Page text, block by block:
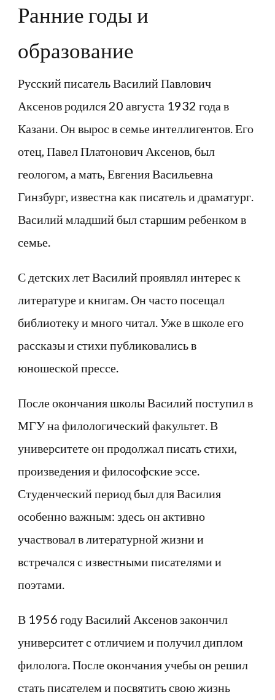
Ранние годы и
образование
Русский писатель Василий Павлович
Аксенов родился 20 августа 1932 года в
Казани. Он вырос в семье интеллигентов. Его
отец, Павел Платонович Аксенов, был
геологом, а мать, Евгения Васильевна
Гинзбург, известна как писатель и драматург.
Василий младший был старшим ребенком в
семье.
С детских лет Василий проявлял интерес к
литературе и книгам. Он часто посещал
библиотеку и много читал. Уже в школе его
рассказы и стихи публиковались в
юношеской прессе.
После окончания школы Василий поступил в
МГУ на филологический факультет. В
университете он продолжал писать стихи,
произведения и философские эссе.
Студенческий период был для Василия
особенно важным: здесь он активно
участвовал в литературной жизни и
встречался с известными писателями и
поэтами.
В 1956 году Василий Аксенов закончил
университет с отличием и получил диплом
филолога. После окончания учебы он решил
стать писателем и посвятить свою жизнь